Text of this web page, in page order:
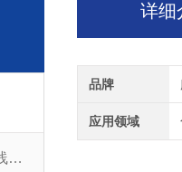
高低温麻豆最新网址在线观看
详细
品牌
应用领域